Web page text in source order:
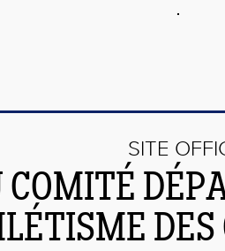
SITE
COMITÉ
DES